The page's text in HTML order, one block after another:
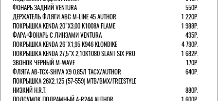
ФОНАРЬ ЗАДНИЙ VENTURA
550Р.
ДЕРЖАТЕЛЬ ФЛЯГИ АВС M-LINE 45 AUTHOR
1 220Р.
ПОКРЫШКА KENDA 20"Х3,00 K1008A FLAME
1 988Р.
ФАРА+ФОНАРЬ С ЛИНЗАМИ VENTURA
435Р.
ПОКРЫШКА KENDA 26"Х1,95 K946 KLONDIKE
4 790Р.
ПОКРЫШКА KENDA 27,5"Х 2,10K1080 SLANT SIX PRO
1 682Р.
ЗВОНОК ЧЕРНЫЙ M-WAVE
170Р.
ФЛЯГА AB-TCX-SHIVA X9 0.85Л TACX/AUTHOR
640Р.
ПОКРЫШКА 26X2.125 (57-559) MTB/BMX/FREESTYLE
НИЗКИЙ H.R.T.
880Р.
ПОДСУМОК ПОДРАМНЫЙ A-R244 AUTHOR
1 600Р.